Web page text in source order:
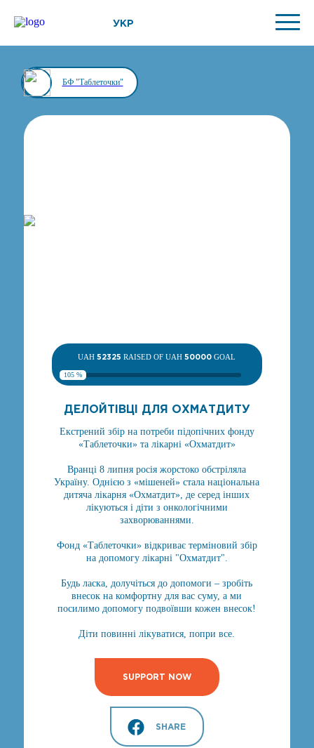
УКР
БФ "Таблеточки"
UAH52325 RAISED OF UAH50000 GOAL
105 %
ДЕЛОЙТІВЦІ ДЛЯ ОХМАТДИТУ
Екстрений збір на потреби підопічних фонду
«Таблеточки» та лікарні «Охматдит»
Вранці 8 липня росія жорстоко обстріляла
Україну. Однією з «мішеней» стала національна
дитяча лікарня «Охматдит», де серед інших
лікуються і діти з онкологічними
захворюваннями.
Фонд «Таблеточки» відкриває терміновий збір
на допомогу лікарні "Охматдит".
Будь ласка, долучіться до допомоги – зробіть
внесок на комфортну для вас суму, а ми
посилимо допомогу подвоївши кожен внесок!
Діти повинні лікуватися, попри все.
SUPPORT NOW
SHARE